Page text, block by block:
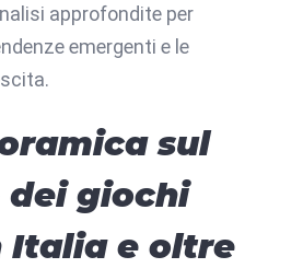
approfondite per
emergenti e le
sul
giochi
Italia e oltre